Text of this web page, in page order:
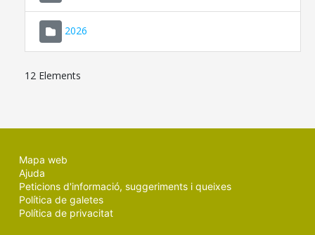
2026
12 Elements
Mapa web
Ajuda
Peticions d'informació, suggeriments i queixes
Política de galetes
Política de privacitat